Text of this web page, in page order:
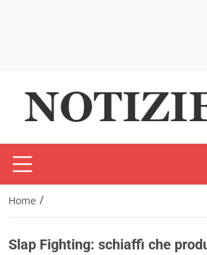
Home /
Slap Fighting: schiaffi che